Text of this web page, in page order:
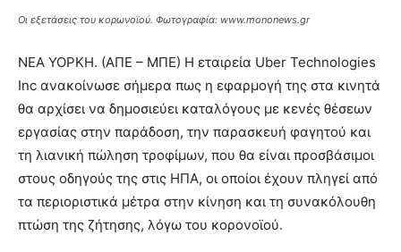
Οι εξετάσεις του κορωνοϊού. Φωτογραφία: www.mononews.gr
ΝΕΑ ΥΟΡΚΗ. (ΑΠΕ – ΜΠΕ) H εταιρεία Uber Technologies
Inc ανακοίνωσε σήμερα πως η εφαρμογή της στα κινητά
θα αρχίσει να δημοσιεύει καταλόγους με κενές θέσεων
εργασίας στην παράδοση, την παρασκευή φαγητού και
τη λιανική πώληση τροφίμων, που θα είναι προσβάσιμοι
στους οδηγούς της στις ΗΠΑ, οι οποίοι έχουν πληγεί από
τα περιοριστικά μέτρα στην κίνηση και τη συνακόλουθη
πτώση της ζήτησης, λόγω του κορονοϊού.